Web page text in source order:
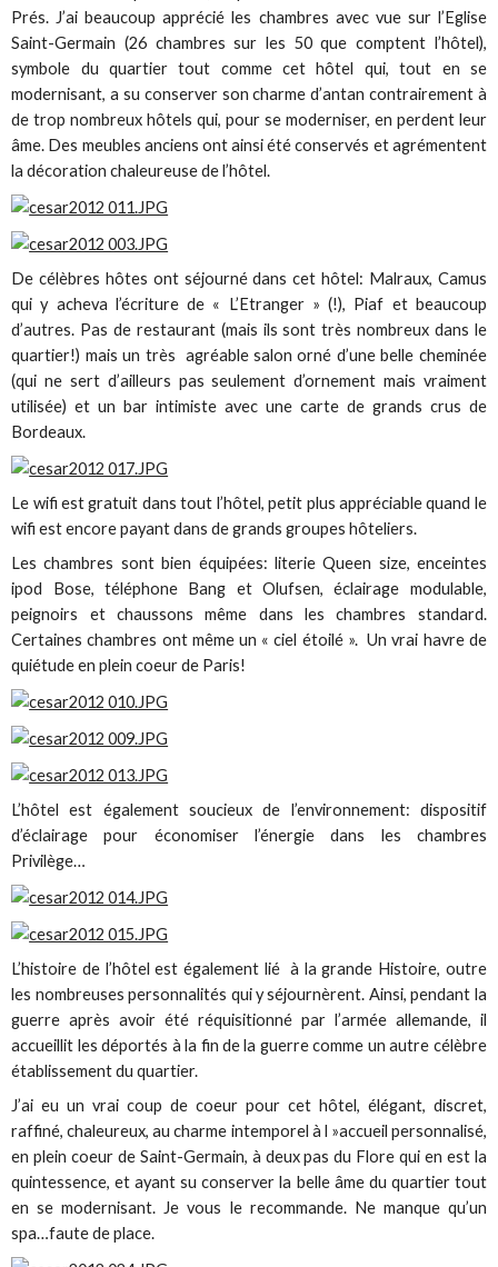
Prés. J’ai beaucoup apprécié les chambres avec vue sur l’Eglise
Saint-Germain (26 chambres sur les 50 que comptent l’hôtel),
symbole du quartier tout comme cet hôtel qui, tout en se
modernisant, a su conserver son charme d’antan contrairement à
de trop nombreux hôtels qui, pour se moderniser, en perdent leur
âme. Des meubles anciens ont ainsi été conservés et agrémentent
la décoration chaleureuse de l’hôtel.
De célèbres hôtes ont séjourné dans cet hôtel: Malraux, Camus
qui y acheva l’écriture de « L’Etranger » (!), Piaf et beaucoup
d’autres. Pas de restaurant (mais ils sont très nombreux dans le
quartier!) mais un très agréable salon orné d’une belle cheminée
(qui ne sert d’ailleurs pas seulement d’ornement mais vraiment
utilisée) et un bar intimiste avec une carte de grands crus de
Bordeaux.
Le wifi est gratuit dans tout l’hôtel, petit plus appréciable quand le
wifi est encore payant dans de grands groupes hôteliers.
Les chambres sont bien équipées: literie Queen size, enceintes
ipod Bose, téléphone Bang et Olufsen, éclairage modulable,
peignoirs et chaussons même dans les chambres standard.
Certaines chambres ont même un « ciel étoilé ». Un vrai havre de
quiétude en plein coeur de Paris!
L’hôtel est également soucieux de l’environnement: dispositif
d’éclairage pour économiser l’énergie dans les chambres
Privilège…
L’histoire de l’hôtel est également lié à la grande Histoire, outre
les nombreuses personnalités qui y séjournèrent. Ainsi, pendant la
guerre après avoir été réquisitionné par l’armée allemande, il
accueillit les déportés à la fin de la guerre comme un autre célèbre
établissement du quartier.
J’ai eu un vrai coup de coeur pour cet hôtel, élégant, discret,
raffiné, chaleureux, au charme intemporel à l »accueil personnalisé,
en plein coeur de Saint-Germain, à deux pas du Flore qui en est la
quintessence, et ayant su conserver la belle âme du quartier tout
en se modernisant. Je vous le recommande. Ne manque qu’un
spa…faute de place.